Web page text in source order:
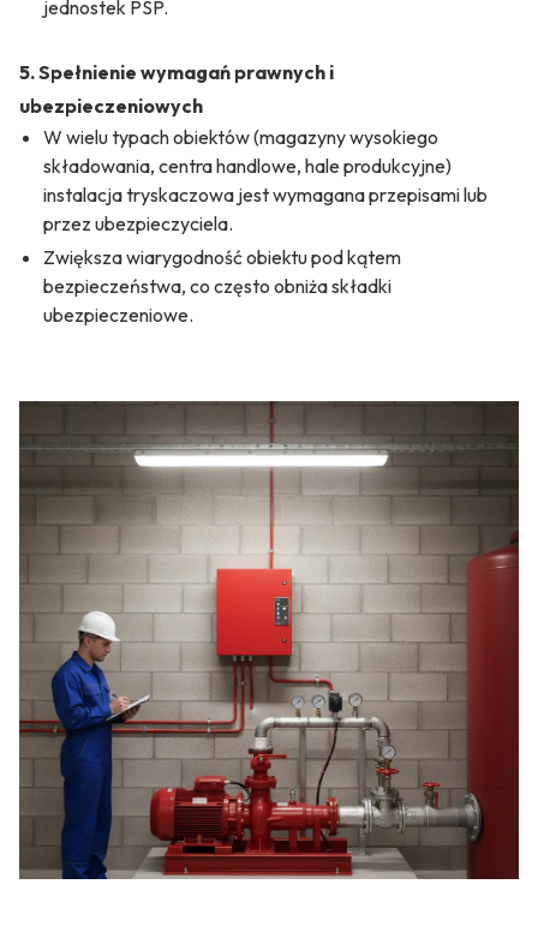
jednostek PSP.
5. Spełnienie wymagań prawnych i
ubezpieczeniowych
W wielu typach obiektów (magazyny wysokiego
składowania, centra handlowe, hale produkcyjne)
instalacja tryskaczowa jest wymagana przepisami lub
przez ubezpieczyciela.
Zwiększa wiarygodność obiektu pod kątem
bezpieczeństwa, co często obniża składki
ubezpieczeniowe.